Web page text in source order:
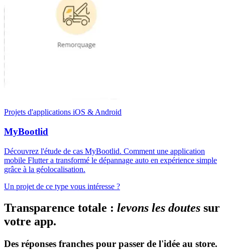
Projets d'applications iOS & Android
MyBootlid
Découvrez l'étude de cas MyBootlid. Comment une application
mobile Flutter a transformé le dépannage auto en expérience simple
grâce à la géolocalisation.
Un projet de ce type vous intéresse ?
Transparence totale : levons les doutes sur
votre app.
Des réponses franches pour passer de l'idée au store.